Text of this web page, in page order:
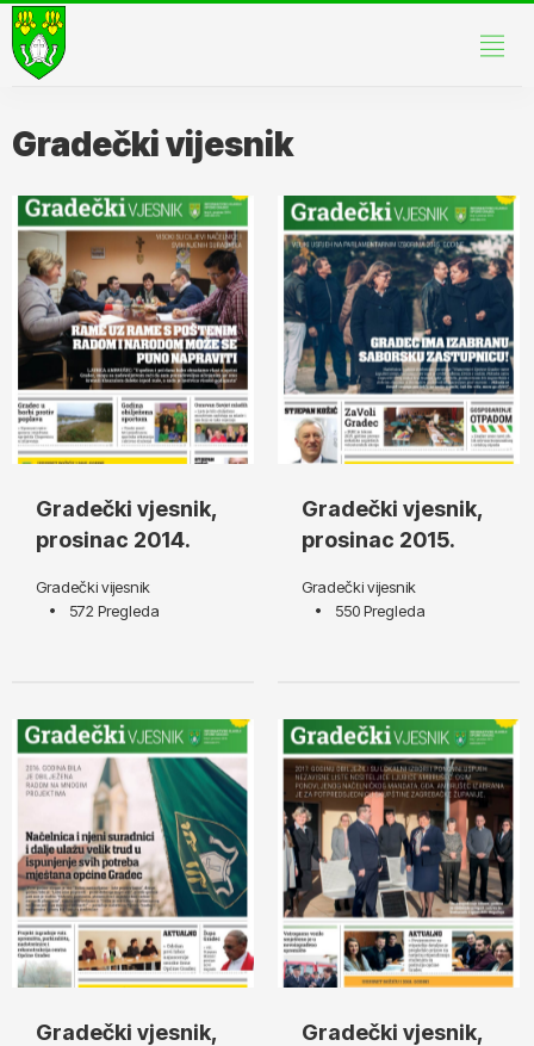
Gradečki vijesnik
Gradečki vjesnik,
prosinac 2014.
Gradečki vijesnik
572 Pregleda
Gradečki vjesnik,
prosinac 2015.
Gradečki vijesnik
550 Pregleda
Gradečki vjesnik,
Gradečki vjesnik,